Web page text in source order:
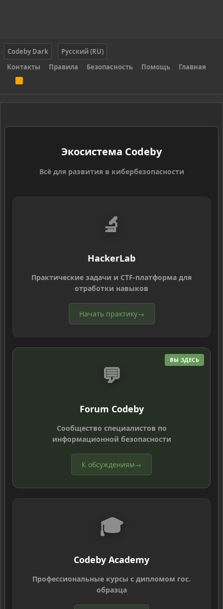
Codeby Dark
Русский (RU)
Контакты
Правила Безопасность Помощь Главная
S
Экосистема Codeby
Всё для развития в кибербезопасности
🔬
HackerLab
Практические задачи и CTF-платформа для
отработки навыков
Начать практику→
ВЫ ЗДЕСЬ
💬
Forum Codeby
Сообщество специалистов по
информационной безопасности
К обсуждениям→
🎓
Codeby Academy
Профессиональные курсы с дипломом гос.
образца